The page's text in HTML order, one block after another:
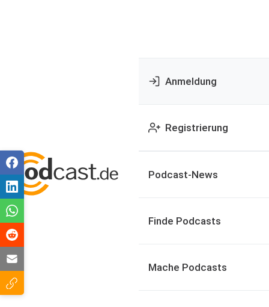
Anmeldung
Registrierung
Podcast-News
Finde Podcasts
Mache Podcasts